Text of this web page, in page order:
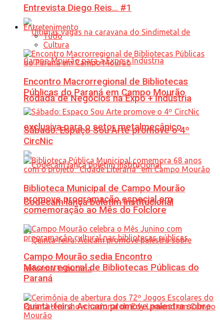
Rodada de Negócios na Expo + Indústria
exclusiva para o setor metalmecânico
Codecam lança boletim institucional
Quinta-feira: Acicam promove palestra sobre
Entrevista Diego Reis… #1
Entretenimento
Tudo
Cultura
Encontro Macrorregional de Bibliotecas
Públicas do Paraná em Campo Mourão
Sábado: Espaço Sou Arte promove o 4º
CircNic
Biblioteca Municipal de Campo Mourão
promove programação especial em
comemoração ao Mês do Folclore
Campo Mourão sedia Encontro
Macrorregional de Bibliotecas Públicas do
Paraná